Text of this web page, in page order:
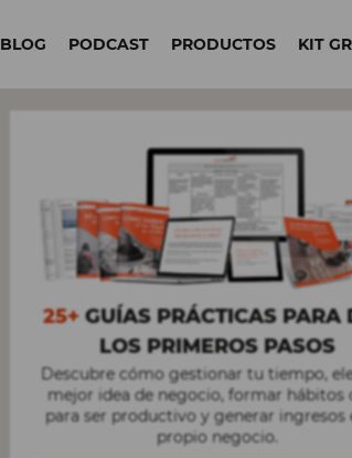
BLOG PODCAST PRODUCTOS KIT
25+ GUÍAS PRÁCTICAS PARA
LOS PRIMEROS PASOS
Descubre cómo gestionar tu tiempo,
mejor idea de negocio, formar hábitos
para ser productivo y generar ingresos
propio negocio.